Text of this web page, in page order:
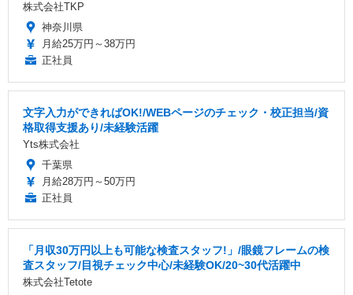
株式会社TKP
神奈川県
月給25万円～38万円
正社員
文字入力ができればOK!/WEBページのチェック・校正担当/資
格取得支援あり/未経験活躍
Yts株式会社
千葉県
月給28万円～50万円
正社員
「月収30万円以上も可能な検査スタッフ!」/眼鏡フレームの検
査スタッフ/目視チェック中心/未経験OK/20~30代活躍中
株式会社Tetote